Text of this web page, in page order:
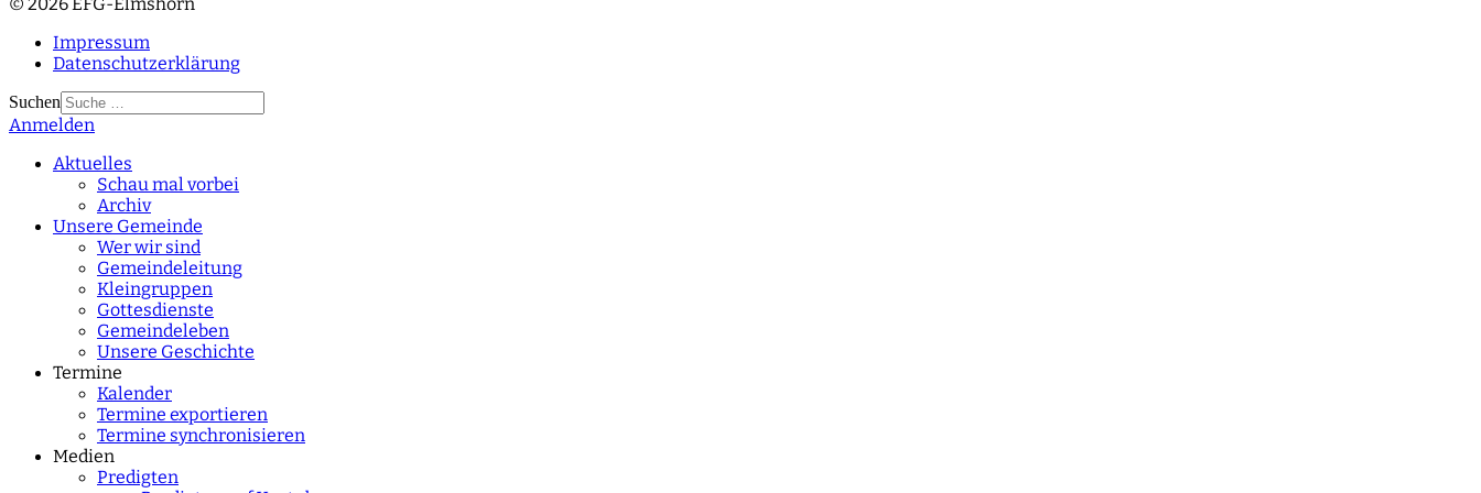
© 2026 EFG-Elmshorn
Impressum
Datenschutzerklärung
Suchen
Type 2 or more
Anmelden
Aktuelles
Schau mal vorbei
Archiv
Unsere Gemeinde
Wer wir sind
Gemeindeleitung
Kleingruppen
Gottesdienste
Gemeindeleben
Unsere Geschichte
Termine
Kalender
Termine exportieren
Termine synchronisieren
Medien
Predigten